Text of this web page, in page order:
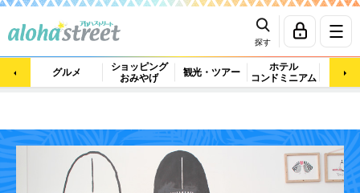
探す
グルメ
ショッピング
おみやげ
観光・ツアー
ホテル
コンドミニアム
マッ